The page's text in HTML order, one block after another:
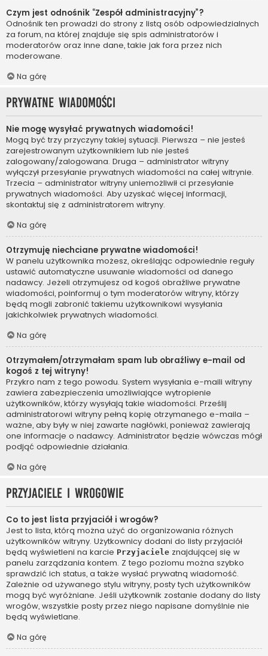
Czym jest odnośnik “Zespół administracyjny”?
Odnośnik ten prowadzi do strony z listą osób odpowiedzialnych
za forum, na której znajduje się spis administratorów i
moderatorów oraz inne dane, takie jak fora przez nich
moderowane.
Na górę
Prywatne wiadomości
Nie mogę wysyłać prywatnych wiadomości!
Mogą być trzy przyczyny takiej sytuacji. Pierwsza – nie jesteś
zarejestrowanym użytkownikiem lub nie jesteś
zalogowany/zalogowana. Druga – administrator witryny
wyłączył przesyłanie prywatnych wiadomości na całej witrynie.
Trzecia – administrator witryny uniemożliwił ci przesyłanie
prywatnych wiadomości. Aby uzyskać więcej informacji,
skontaktuj się z administratorem witryny.
Na górę
Otrzymuję niechciane prywatne wiadomości!
W panelu użytkownika możesz, określając odpowiednie reguły
ustawić automatyczne usuwanie wiadomości od danego
nadawcy. Jeżeli otrzymujesz od kogoś obraźliwe prywatne
wiadomości, poinformuj o tym moderatorów witryny, którzy
będą mogli zabronić takiemu użytkownikowi wysyłania
jakichkolwiek prywatnych wiadomości.
Na górę
Otrzymałem/otrzymałam spam lub obraźliwy e-mail od
kogoś z tej witryny!
Przykro nam z tego powodu. System wysyłania e-maili witryny
zawiera zabezpieczenia umożliwiające wytropienie
użytkowników, którzy wysyłają takie wiadomości. Prześlij
administratorowi witryny pełną kopię otrzymanego e-maila –
ważne, aby były w niej zawarte nagłówki, ponieważ zawierają
one informacje o nadawcy. Administrator będzie wówczas mógł
podjąć odpowiednie działania.
Na górę
Przyjaciele i wrogowie
Co to jest lista przyjaciół i wrogów?
Jest to lista, którą można użyć do organizowania różnych
użytkowników witryny. Użytkownicy dodani do listy przyjaciół
będą wyświetleni na karcie Przyjaciele znajdującej się w
panelu zarządzania kontem. Z tego poziomu można szybko
sprawdzić ich status, a także wysłać prywatną wiadomość.
Zależnie od używanego stylu witryny, posty tych użytkowników
mogą być wyróżniane. Jeśli użytkownik zostanie dodany do listy
wrogów, wszystkie posty przez niego napisane domyślnie nie
będą wyświetlane.
Na górę